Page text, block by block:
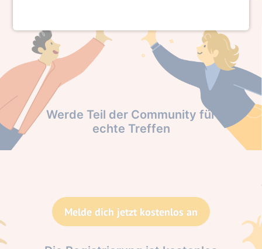
Werde Teil der Community für
echte Treffen
Melde dich jetzt kostenlos an